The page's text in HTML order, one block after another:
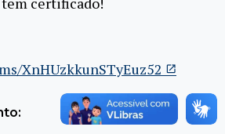
XnHUzkkunSTyEuz52